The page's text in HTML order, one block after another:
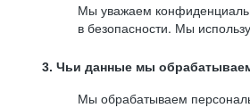
Мы уважаем
в безопасности. Мы
3. Чьи данные мы
Мы обрабатываем